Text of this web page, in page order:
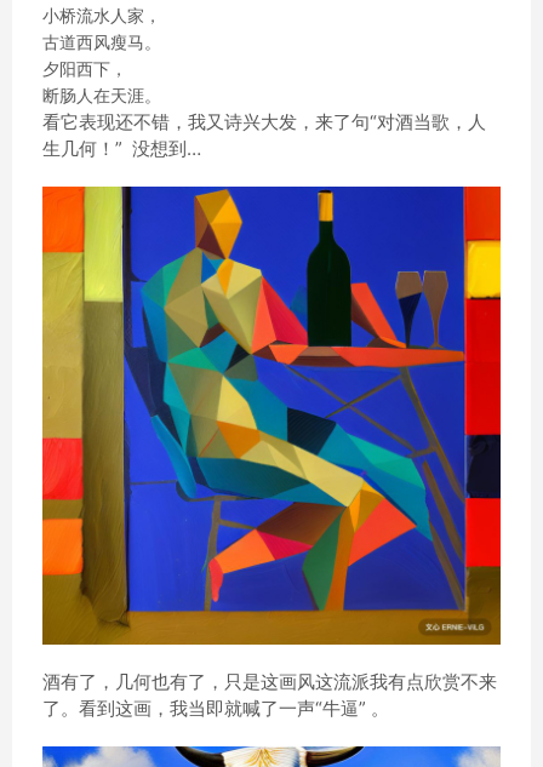
小桥流水人家，
古道西风瘦马。
夕阳西下，
断肠人在天涯。
看它表现还不错，我又诗兴大发，来了句“对酒当歌，人
生几何！” 没想到…
酒有了，几何也有了，只是这画风这流派我有点欣赏不来
了。看到这画，我当即就喊了一声“牛逼” 。